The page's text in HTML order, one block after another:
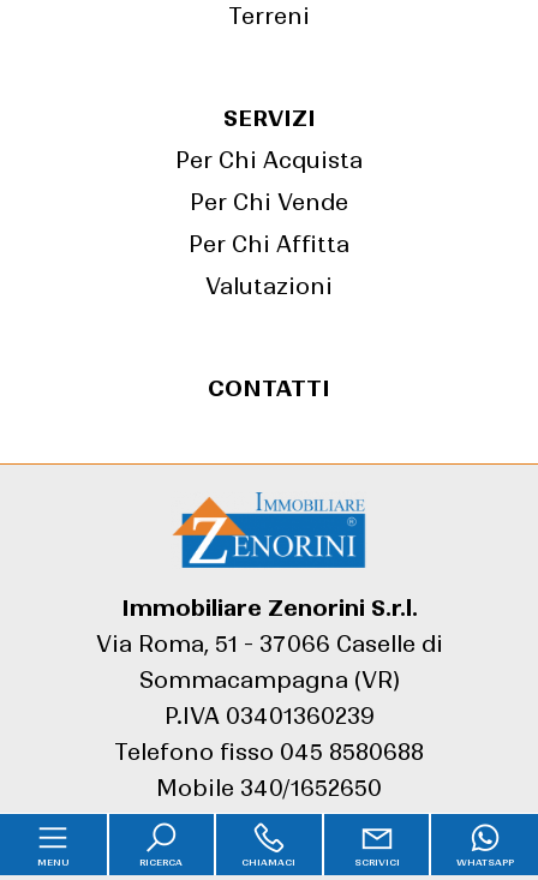
Terreni
SERVIZI
Per Chi Acquista
Per Chi Vende
Per Chi Affitta
Valutazioni
CONTATTI
Immobiliare Zenorini S.r.l.
Via Roma, 51 - 37066 Caselle di
Sommacampagna (VR)
P.IVA 03401360239
Telefono fisso 045 8580688
Mobile 340/1652650
Sitemap
MENU RICERCA CHIAMACI SCRIVICI WHATSAPP